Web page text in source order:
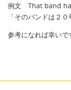
例文 That band
「そのバンドは２
参考になれば幸いで